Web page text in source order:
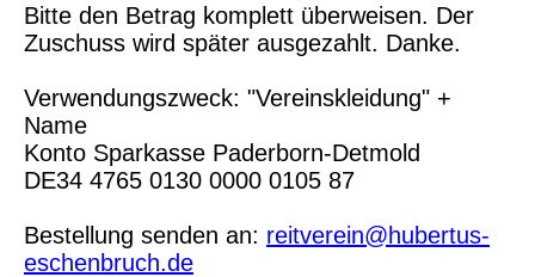
Bitte den Betrag komplett überweisen. Der
Zuschuss wird später ausgezahlt. Danke.
Verwendungszweck: "Vereinskleidung" +
Name
Konto Sparkasse Paderborn-Detmold
DE34 4765 0130 0000 0105 87
Bestellung senden an: reitverein@hubertus-
eschenbruch.de